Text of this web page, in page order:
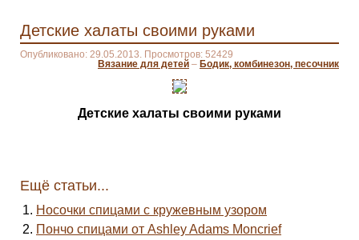
Детские халаты своими руками
Опубликовано: 29.05.2013. Просмотров: 52429
Вязание для детей – Бодик, комбинезон, песочник
Детские халаты своими руками
Ещё статьи...
Носочки спицами с кружевным узором
Пончо спицами от Ashley Adams Moncrief